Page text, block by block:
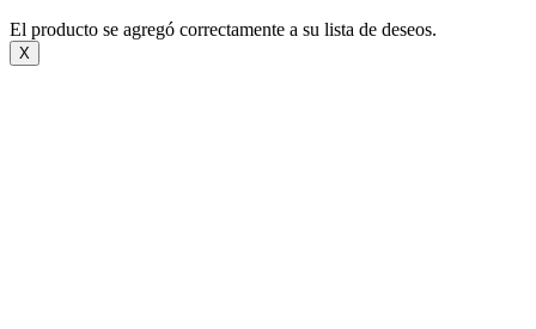
El producto se agregó correctamente a su lista de deseos.
X